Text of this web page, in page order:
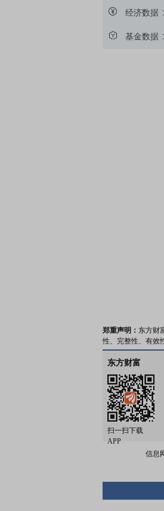
经济数据
基金数据
郑重声明： 东方财
性、完整性、有效
东方财富
扫一扫下载
APP
信息